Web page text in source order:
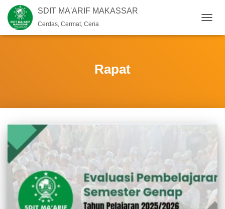
SDIT MA'ARIF MAKASSAR
Cerdas, Cermat, Ceria
Rapat